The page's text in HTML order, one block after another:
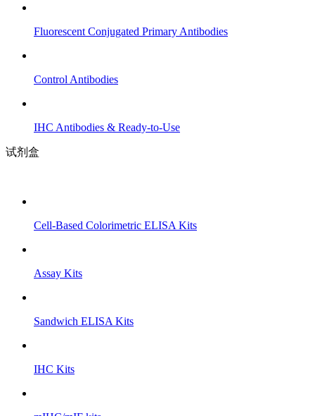
Fluorescent Conjugated Primary Antibodies
Control Antibodies
IHC Antibodies & Ready-to-Use
试剂盒
Cell-Based Colorimetric ELISA Kits
Assay Kits
Sandwich ELISA Kits
IHC Kits